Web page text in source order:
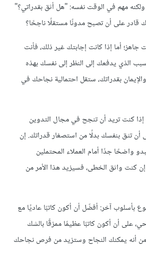
مهم في الوقت نفسه: "هل أثق بقدراتي؟"
قادر على أن تصبح مدونًا مستقلًا ناجحًا؟
جاهز؛ أما إذا كانت إجابتك غير ذلك، فأنت
الذي يدفعك إلى النظر إلى نفسك بهذه
والإيمان بقدراتك، ستقل احتمالية نجاحك في
كنت تريد أن تنجح في مجال التدوين
أن تثق بنفسك بدلًا من استصغار قدراتك. إن
واضحًا جدًا أمام العملاء المحتملين
كنت واثق الخطى، فسيزيد هذا الأمر من
بأسلوب آخر: أفضّل أن أكون كاتبًا عاديًا مع
على أن أكون كاتبًا عظيمًا ممزقًا بالشك
أنه يمكنك النجاح وستزيد من فرص نجاحك